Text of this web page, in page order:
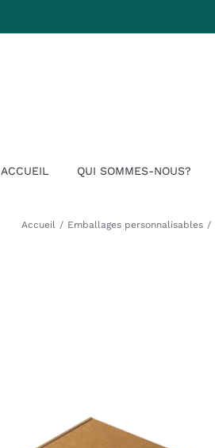
ACCUEIL QUI SOMMES-NOUS?
Accueil Emballages personnalisables